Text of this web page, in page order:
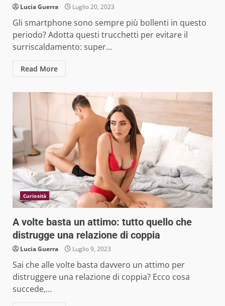
Lucia Guerra Luglio 20, 2023
Gli smartphone sono sempre più bollenti in questo
periodo? Adotta questi trucchetti per evitare il
surriscaldamento: super...
Read More
Curiosità
A volte basta un attimo: tutto quello che
distrugge una relazione di coppia
Lucia Guerra Luglio 9, 2023
Sai che alle volte basta davvero un attimo per
distruggere una relazione di coppia? Ecco cosa
succede,...